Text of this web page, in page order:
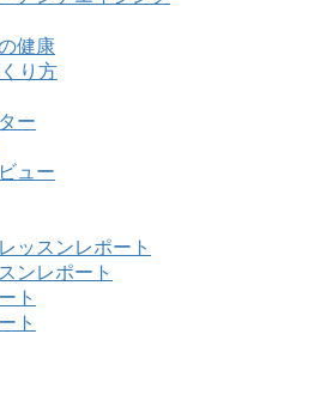
健康
り方
ー
ュー
ッスンレポート
ンレポート
ト
ト